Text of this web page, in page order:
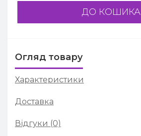
ДО КОШИКА
Огляд товару
Характеристики
Доставка
Відгуки (0)